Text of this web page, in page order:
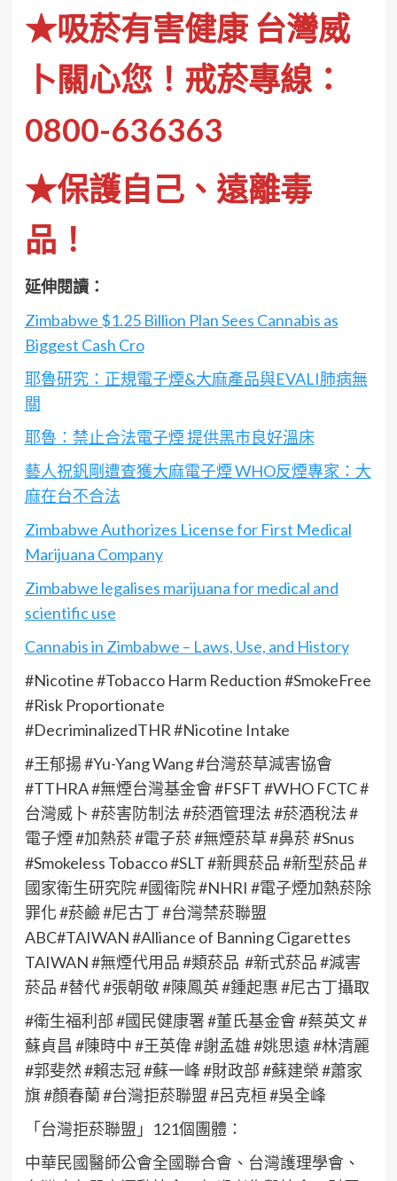
★吸菸有害健康 台灣威
卜關心您！戒菸專線：
0800-636363
★保護自己、遠離毒
品！
延伸閱讀：
Zimbabwe $1.25 Billion Plan Sees Cannabis as
Biggest Cash Cro
耶魯研究：正規電子煙&大麻產品與EVALI肺病無
關
耶魯：禁止合法電子煙 提供黑市良好溫床
藝人祝釩剛遭查獲大麻電子煙 WHO反煙專家：大
麻在台不合法
Zimbabwe Authorizes License for First Medical
Marijuana Company
Zimbabwe legalises marijuana for medical and
scientific use
Cannabis in Zimbabwe – Laws, Use, and History
#Nicotine #Tobacco Harm Reduction #SmokeFree
#Risk Proportionate
#DecriminalizedTHR #Nicotine Intake
#王郁揚 #Yu-Yang Wang #台灣菸草減害協會
#TTHRA #無煙台灣基金會 #FSFT #WHO FCTC #
台灣威卜 #菸害防制法 #菸酒管理法 #菸酒稅法 #
電子煙 #加熱菸 #電子菸 #無煙菸草 #鼻菸 #Snus
#Smokeless Tobacco #SLT #新興菸品 #新型菸品 #
國家衛生研究院 #國衛院 #NHRI #電子煙加熱菸除
罪化 #菸鹼 #尼古丁 #台灣禁菸聯盟
ABC#TAIWAN #Alliance of Banning Cigarettes
TAIWAN #無煙代用品 #類菸品 #新式菸品 #減害
菸品 #替代 #張朝敬 #陳鳳英 #鍾起惠 #尼古丁攝取
#衛生福利部 #國民健康署 #董氏基金會 #蔡英文 #
蘇貞昌 #陳時中 #王英偉 #謝孟雄 #姚思遠 #林清麗
#郭斐然 #賴志冠 #蘇一峰 #財政部 #蘇建榮 #蕭家
旗 #顏春蘭 #台灣拒菸聯盟 #呂克桓 #吳全峰
「台灣拒菸聯盟」121個團體：
中華民國醫師公會全國聯合會、台灣護理學會、